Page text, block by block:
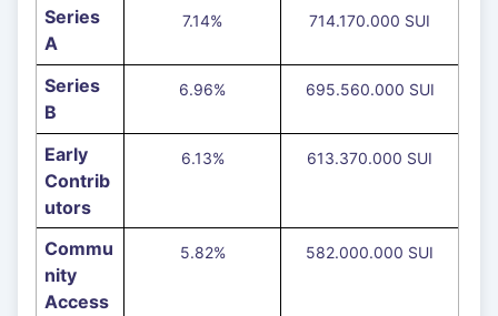
Series
A
7.14% 714.170.000 SUI
Series
B
6.96% 695.560.000 SUI
Early
Contrib
utors
6.13% 613.370.000 SUI
Commu
nity
Access
5.82% 582.000.000 SUI